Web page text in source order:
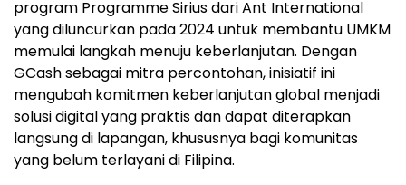
program Programme Sirius dari Ant International
yang diluncurkan pada 2024 untuk membantu UMKM
memulai langkah menuju keberlanjutan. Dengan
GCash sebagai mitra percontohan, inisiatif ini
mengubah komitmen keberlanjutan global menjadi
solusi digital yang praktis dan dapat diterapkan
langsung di lapangan, khususnya bagi komunitas
yang belum terlayani di Filipina.